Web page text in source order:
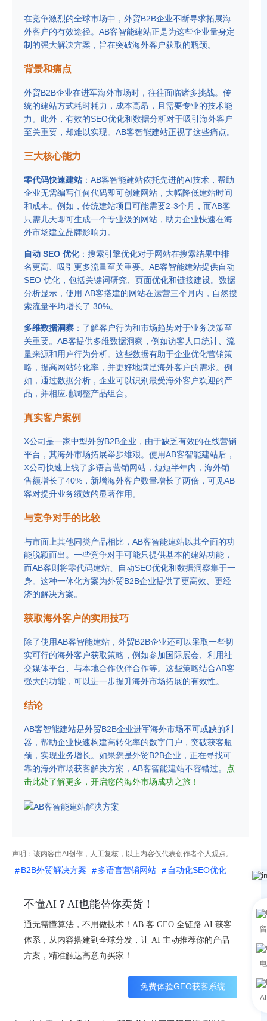
在竞争激烈的全球市场中，外贸B2B企业不断寻求拓展海
外客户的有效途径。AB客智能建站正是为这些企业量身定
制的强大解决方案，旨在突破海外客户获取的瓶颈。
背景和痛点
外贸B2B企业在进军海外市场时，往往面临诸多挑战。传
统的建站方式耗时耗力，成本高昂，且需要专业的技术能
力。此外，有效的SEO优化和数据分析对于吸引海外客户
至关重要，却难以实现。AB客智能建站正视了这些痛点。
三大核心能力
零代码快速建站 ：AB客智能建站依托先进的AI技术，帮助
企业无需编写任何代码即可创建网站，大幅降低建站时间
和成本。例如，传统建站项目可能需要2-3个月，而AB客
只需几天即可生成一个专业级的网站，助力企业快速在海
外市场建立品牌影响力。
自动 SEO 优化：搜索引擎优化对于网站在搜索结果中排
名更高、吸引更多流量至关重要。AB客智能建站提供自动
SEO 优化，包括关键词研究、页面优化和链接建设。数据
分析显示，使用 AB客搭建的网站在运营三个月内，自然搜
索流量平均增长了 30%。
多维数据洞察 ：了解客户行为和市场趋势对于业务决策至
关重要。AB客提供多维数据洞察，例如访客人口统计、流
量来源和用户行为分析。这些数据有助于企业优化营销策
略，提高网站转化率，并更好地满足海外客户的需求。例
如，通过数据分析，企业可以识别最受海外客户欢迎的产
品，并相应地调整产品组合。
真实客户案例
X公司是一家中型外贸B2B企业，由于缺乏有效的在线营销
平台，其海外市场拓展举步维艰。使用AB客智能建站后，
X公司快速上线了多语言营销网站，短短半年内，海外销
售额增长了40%，新增海外客户数量增长了两倍，可见AB
客对提升业务绩效的显著作用。
与竞争对手的比较
与市面上其他同类产品相比，AB客智能建站以其全面的功
能脱颖而出。一些竞争对手可能只提供基本的建站功能，
而AB客则将零代码建站、自动SEO优化和数据洞察集于一
身。这种一体化方案为外贸B2B企业提供了更高效、更经
济的解决方案。
获取海外客户的实用技巧
除了使用AB客智能建站，外贸B2B企业还可以采取一些切
实可行的海外客户获取策略，例如参加国际展会、利用社
交媒体平台、与本地合作伙伴合作等。这些策略结合AB客
强大的功能，可以进一步提升海外市场拓展的有效性。
结论
AB客智能建站是外贸B2B企业进军海外市场不可或缺的利
器，帮助企业快速构建高转化率的数字门户，突破获客瓶
颈，实现业务增长。如果您是外贸B2B企业，正在寻找可
靠的海外市场获客解决方案，AB客智能建站不容错过。
点
击此处了解更多，开启您的海外市场成功之旅！
声明：该内容由AI创作，人工复核，以上内容仅代表创作者个人观点。
B2B外贸解决方案 多语言营销网站 自动化SEO优化
不懂AI？AI也能替你卖货！
通无需懂算法，不用做技术！AB 客 GEO 全链路 AI 获客
体系，从内容搭建到全球分发，让 AI 主动推荐你的产品
方案，精准触达高意向买家！
免费体验GEO获客系统